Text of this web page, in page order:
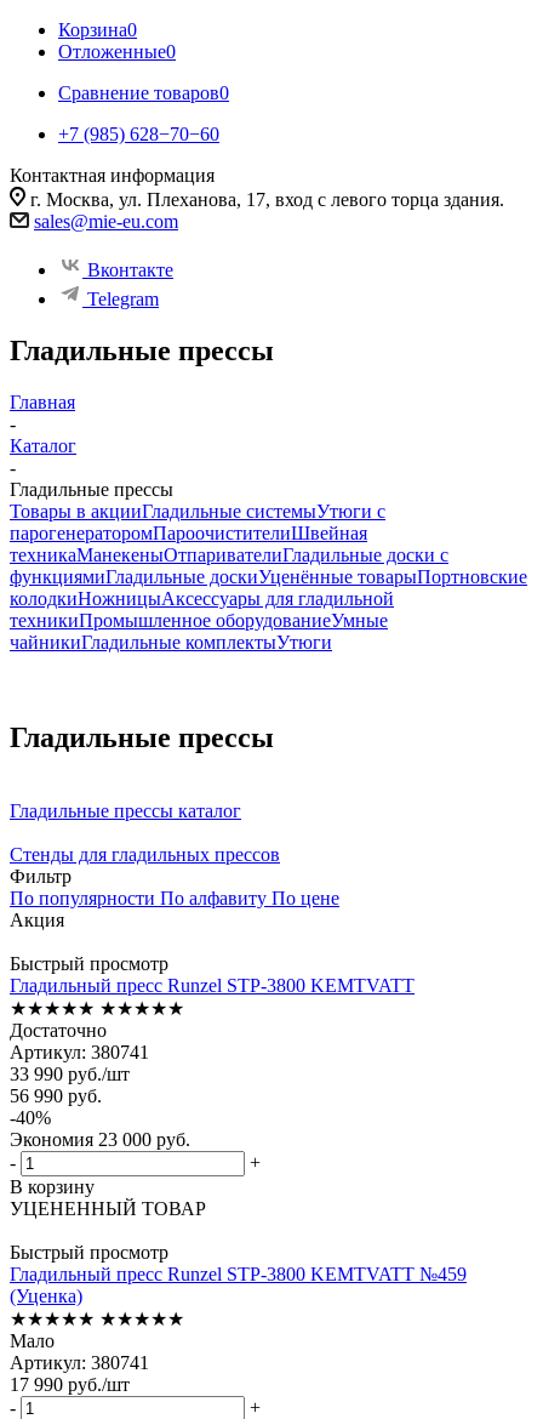
Корзина0
Отложенные0
Сравнение товаров0
+7 (985) 628−70−60
Контактная информация
г. Москва, ул. Плеханова, 17, вход с левого торца здания.
sales@mie-eu.com
Вконтакте
Telegram
Гладильные прессы
Главная
-
Каталог
-
Гладильные прессы
Товары в акцииГладильные системыУтюги с
парогенераторомПароочистителиШвейная
техникаМанекеныОтпаривателиГладильные доски с
функциямиГладильные доскиУценённые товарыПортновские
колодкиНожницыАксессуары для гладильной
техникиПромышленное оборудованиеУмные
чайникиГладильные комплектыУтюги
Гладильные прессы
Гладильные прессы каталог
Стенды для гладильных прессов
Фильтр
По популярности По алфавиту По цене
Акция
Быстрый просмотр
Гладильный пресс Runzel STP-3800 KEMTVATT
★★★★★ ★★★★★
Достаточно
Артикул: 380741
33 990 руб./шт
56 990 руб.
-40%
Экономия 23 000 руб.
-
+
В корзину
УЦЕНЕННЫЙ ТОВАР
Быстрый просмотр
Гладильный пресс Runzel STP-3800 KEMTVATT №459
(Уценка)
★★★★★ ★★★★★
Мало
Артикул: 380741
17 990 руб./шт
-
+